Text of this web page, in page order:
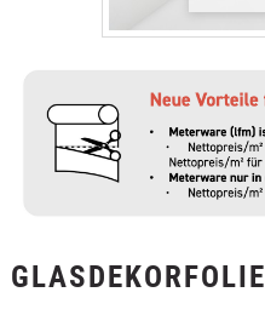
GLASDEKORFOLIE